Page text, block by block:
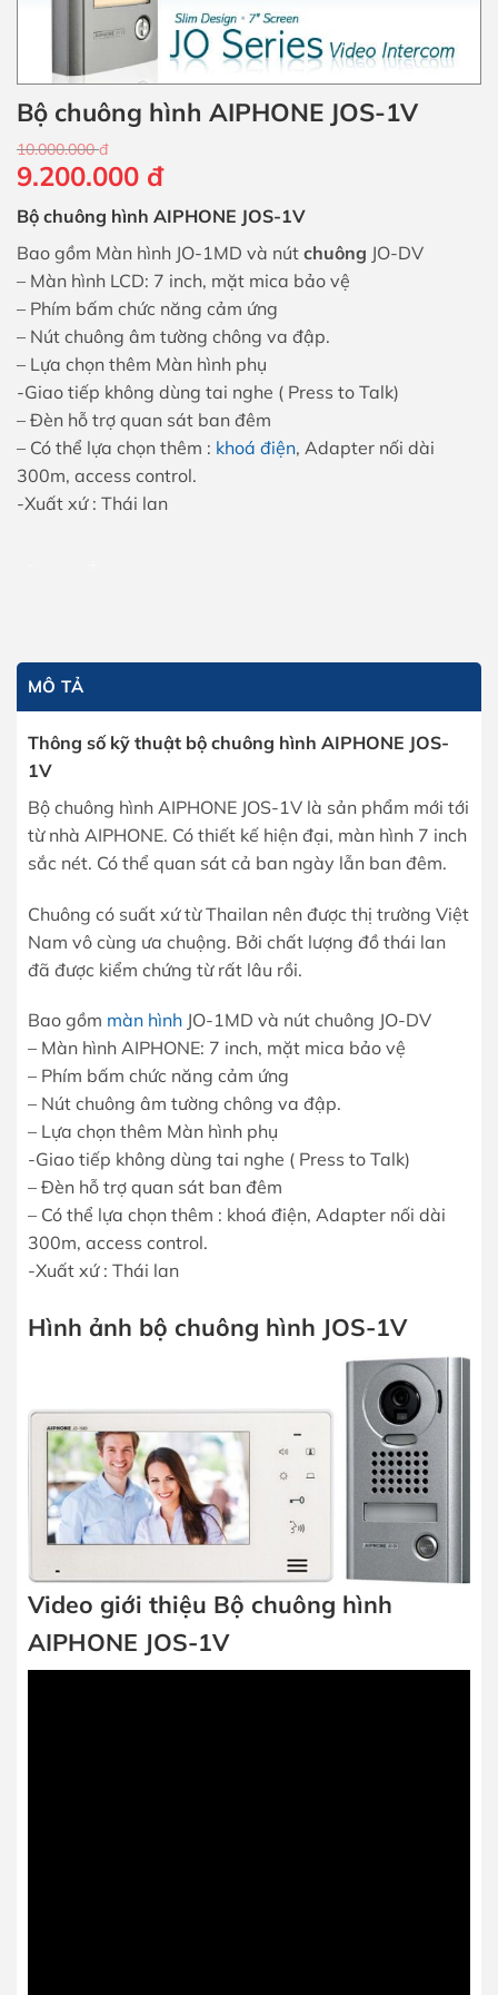
Bộ chuông hình AIPHONE JOS-1V
10.000.000đ
Giá
gốc
là:
10.000.000 đ.
9.200.000 đGiá
hiện
tại
là:
9.200.000 đ.
Bộ chuông hình AIPHONE JOS-1V
Bao gồm Màn hình JO-1MD và nút chuông JO-DV
– Màn hình LCD: 7 inch, mặt mica bảo vệ
– Phím bấm chức năng cảm ứng
– Nút chuông âm tường chông va đập.
– Lựa chọn thêm Màn hình phụ
-Giao tiếp không dùng tai nghe ( Press to Talk)
– Đèn hỗ trợ quan sát ban đêm
– Có thể lựa chọn thêm : khoá điện, Adapter nối dài
300m, access control.
-Xuất xứ : Thái lan
MÔ TẢ
Thông số kỹ thuật bộ chuông hình AIPHONE JOS-
1V
Bộ chuông hình AIPHONE JOS-1V là sản phẩm mới tới
từ nhà AIPHONE. Có thiết kế hiện đại, màn hình 7 inch
sắc nét. Có thể quan sát cả ban ngày lẫn ban đêm.
Chuông có suất xứ từ Thailan nên được thị trường Việt
Nam vô cùng ưa chuộng. Bởi chất lượng đồ thái lan
đã được kiểm chứng từ rất lâu rồi.
Bao gồm màn hình JO-1MD và nút chuông JO-DV
– Màn hình AIPHONE: 7 inch, mặt mica bảo vệ
– Phím bấm chức năng cảm ứng
– Nút chuông âm tường chông va đập.
– Lựa chọn thêm Màn hình phụ
-Giao tiếp không dùng tai nghe ( Press to Talk)
– Đèn hỗ trợ quan sát ban đêm
– Có thể lựa chọn thêm : khoá điện, Adapter nối dài
300m, access control.
-Xuất xứ : Thái lan
Hình ảnh bộ chuông hình JOS-1V
Video giới thiệu Bộ chuông hình
AIPHONE JOS-1V